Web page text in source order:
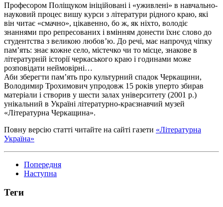
Професором Поліщуком ініційовані і «уживлені» в навчально-
науковий процес вишу курси з літератури рідного краю, які
він читає «смачно», цікавенно, бо ж, як ніхто, володіє
знаннями про репресованих і вмінням донести їхнє слово до
студентства з великою любов’ю. До речі, має напрочуд чіпку
пам’ять: знає кожне село, містечко чи то місце, знакове в
літературній історії черкаського краю і годинами може
розповідати неймовірні…
Аби зберегти пам’ять про культурний спадок Черкащини,
Володимир Трохимович упродовж 15 років уперто збирав
матеріали і створив у шести залах університету (2001 р.)
унікаль­ний в Україні літературно-краєзнавчий музей
«Літературна Черкащина».
Повну версію статті читайте на сайті газети «Літературна
Україна»
Попередня
Наступна
Теги